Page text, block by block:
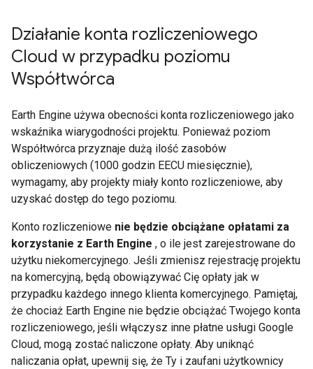
Działanie konta rozliczeniowego
Cloud w przypadku poziomu
Współtwórca
Earth Engine używa obecności konta rozliczeniowego jako
wskaźnika wiarygodności projektu. Ponieważ poziom
Współtwórca przyznaje dużą ilość zasobów
obliczeniowych (1000 godzin EECU miesięcznie),
wymagamy, aby projekty miały konto rozliczeniowe, aby
uzyskać dostęp do tego poziomu.
Konto rozliczeniowe nie będzie obciążane opłatami za
korzystanie z Earth Engine , o ile jest zarejestrowane do
użytku niekomercyjnego. Jeśli zmienisz rejestrację projektu
na komercyjną, będą obowiązywać Cię opłaty jak w
przypadku każdego innego klienta komercyjnego. Pamiętaj,
że chociaż Earth Engine nie będzie obciążać Twojego konta
rozliczeniowego, jeśli włączysz inne płatne usługi Google
Cloud, mogą zostać naliczone opłaty. Aby uniknąć
naliczania opłat, upewnij się, że Ty i zaufani użytkownicy